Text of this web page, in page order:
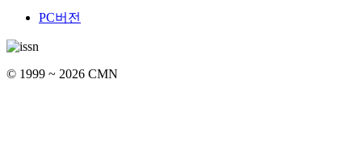
PC버전
© 1999 ~ 2026 CMN